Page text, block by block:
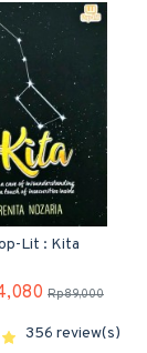
Lit : Kita
Rp89,000
356 review(s)